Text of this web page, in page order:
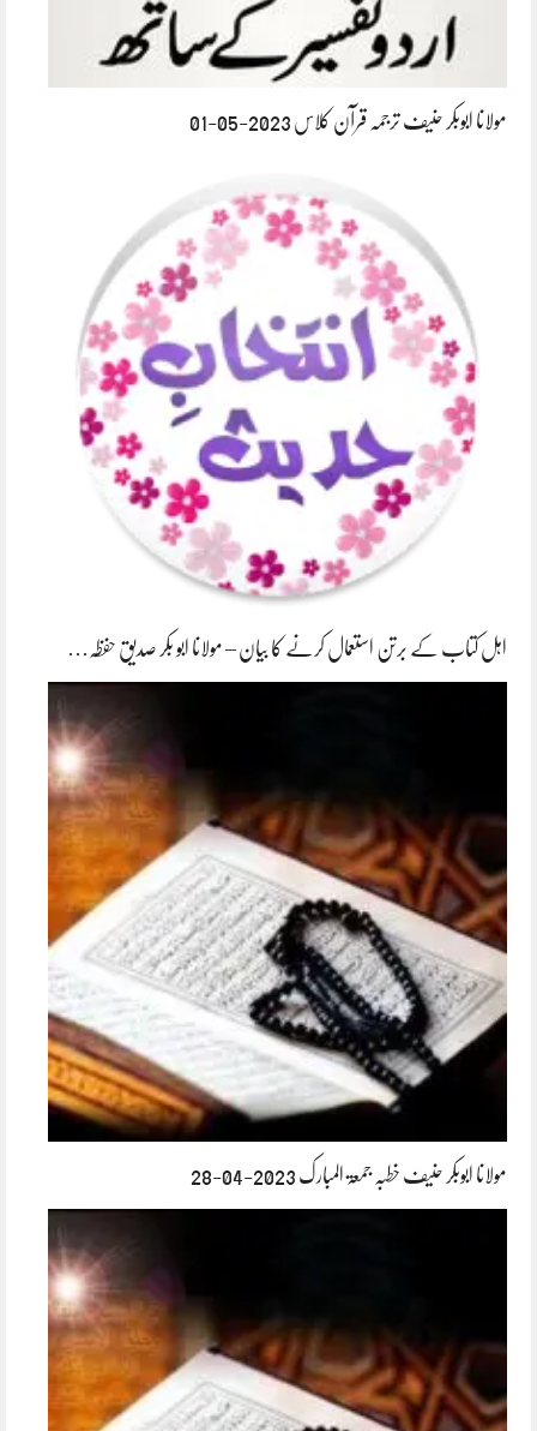
مولانا ابوبکر حنیف ترجمہ قرآن کلاس 2023-05-01
اہل کتاب کے برتن استعمال کرنے کا بیان – مولانا ابو بکر صدیق حفظہ…
مولانا ابوبکر حنیف خطبہ جمعۃ المبارک 2023-04-28